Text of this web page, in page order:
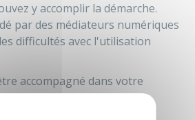
y accomplir la démarche.
par des médiateurs numériques
difficultés avec l'utilisation
accompagné dans votre
France Services.